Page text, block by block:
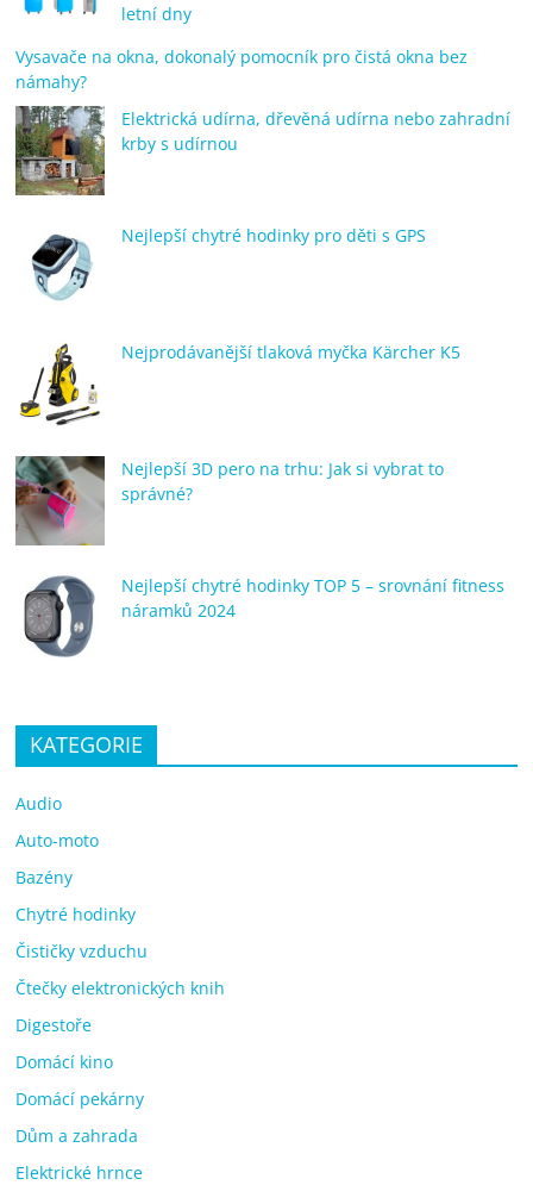
letní dny
Vysavače na okna, dokonalý pomocník pro čistá okna bez
námahy?
Elektrická udírna, dřevěná udírna nebo zahradní
krby s udírnou
Nejlepší chytré hodinky pro děti s GPS
Nejprodávanější tlaková myčka Kärcher K5
Nejlepší 3D pero na trhu: Jak si vybrat to
správné?
Nejlepší chytré hodinky TOP 5 – srovnání fitness
náramků 2024
KATEGORIE
Audio
Auto-moto
Bazény
Chytré hodinky
Čističky vzduchu
Čtečky elektronických knih
Digestoře
Domácí kino
Domácí pekárny
Dům a zahrada
Elektrické hrnce